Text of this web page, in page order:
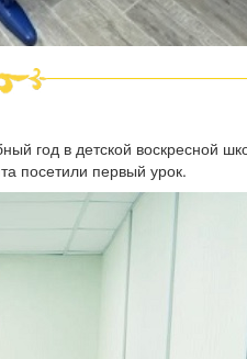
год в детской воскресной
посетили первый урок.